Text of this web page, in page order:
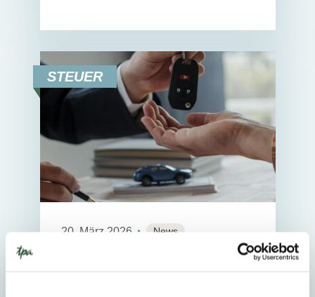
STEUER
20. März 2026 News